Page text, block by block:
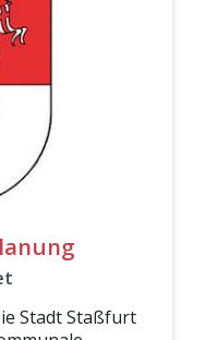
Stadt Staßfurt